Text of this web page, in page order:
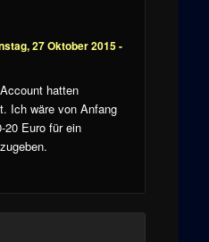
27 Oktober 2015 -
hatten
Ich wäre von Anfang
20 Euro für ein